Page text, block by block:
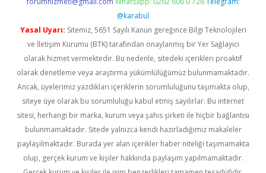
@karabul
Yasal Uyarı: Sitemiz, 5651 Sayılı Kanun gereğince Bilgi Teknolojileri
ve İletişim Kurumu (BTK) tarafından onaylanmış bir Yer Sağlayıcı
olarak hizmet vermektedir. Bu nedenle, sitedeki içerikleri proaktif
olarak denetleme veya araştırma yükümlülüğümüz bulunmamaktadır.
Ancak, üyelerimiz yazdıkları içeriklerin sorumluluğunu taşımakta olup,
siteye üye olarak bu sorumluluğu kabul etmiş sayılırlar. Bu internet
sitesi, herhangi bir marka, kurum veya şahıs şirketi ile hiçbir bağlantısı
bulunmamaktadır. Sitede yalnızca kendi hazırladığımız makaleler
paylaşılmaktadır. Burada yer alan içerikler haber niteliği taşımamakta
olup, gerçek kurum ve kişiler hakkında paylaşım yapılmamaktadır.